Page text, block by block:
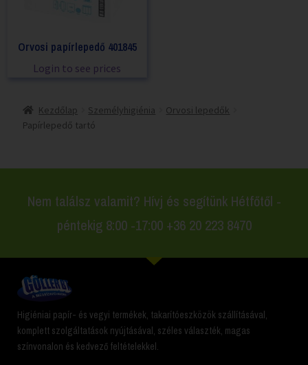
Orvosi papírlepedő 401845
Login to see prices
Kezdőlap Személyhigiénia
Orvosi lepedők
Papírlepedő tartó
Nem találsz valamit? Hívj és segítünk Hétfőtől -
péntekig 8:00 -17:00 +36 20 223 8470
Higiéniai papír- és vegyi termékek, takarítóeszközök szállításával,
komplett szolgáltatások nyújtásával, széles választék, magas
színvonalon és kedvező feltételekkel.